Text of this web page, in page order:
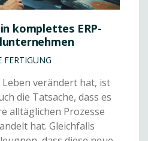
komplettes ERP-
FERTIGUNG
Leben verändert hat, ist
die Tatsache, dass es
alltäglichen Prozesse
hat. Gleichfalls